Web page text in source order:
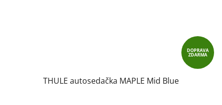
DOPRAVA
ZDARMA
THULE autosedačka MAPLE Mid Blue